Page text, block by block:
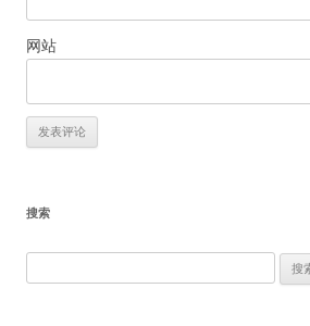
网站
搜索